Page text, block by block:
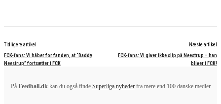
Tidligere artikel
FCK-fans: Vi håber for fanden, at “Daddy
Neestrup” fortsætter i FCK
Næste artikel
FCK-fans: Vi giver ikke slip på Neestrup – han
bliver i FCK!
På Feedball.dkkan du også finde Superliga nyhederfra mere end 100 danske medier